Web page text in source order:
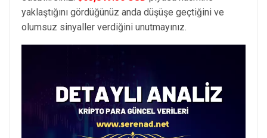
yaklaştığını gördüğünüz anda düşüşe geçtiğini ve
olumsuz sinyaller verdiğini unutmayınız.